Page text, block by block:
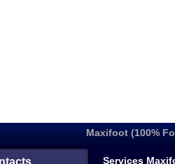
Maxifoot (100%
Services